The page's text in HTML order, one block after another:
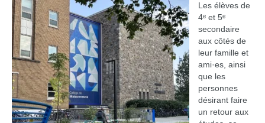
Les élèves de
4ᵉ et 5ᵉ
secondaire
aux côtés de
leur famille et
ami·es, ainsi
que les
personnes
désirant faire
un retour aux